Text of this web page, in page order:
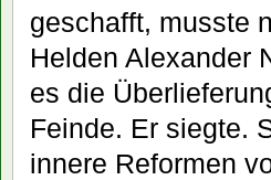
geschafft, musste
Helden Alexander
es die
Feinde. Er siegte.
innere Reformen